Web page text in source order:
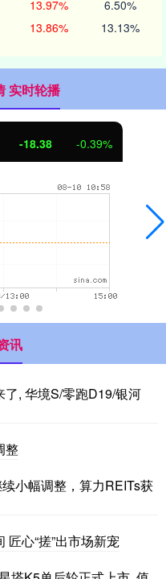
13.97% 6.50%
13.86% 13.13%
实时轮播
1124.51 -9.73
讯
, 华境S/零跑D19/银河
整
小幅调整，算力REITs获
心“搓”出市场新宠